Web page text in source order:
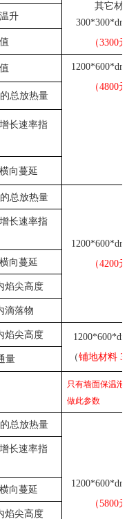
其它材料
300*300*dmm
（3300元
升
（4800元
总放热量
长速率指
向蔓延
总放热量
（4200元
长速率指
向蔓延
焰尖高度
滴落物
焰尖高度
（铺地材料
量
只有墙面保温泡沫
做此参数
总放热量
（5800元
长速率指
向蔓延
焰尖高度